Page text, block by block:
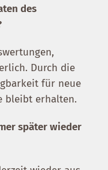
des
Durch die
für neue
bleibt erhalten.
später wieder